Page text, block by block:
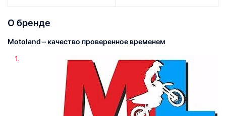
О бренде
Motoland – качество проверенное временем